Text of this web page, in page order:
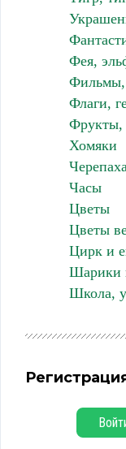
Фея,
Фильмы,
Флаги,
Фрукты,
Хомяки
Часы
Цветы
Цветы
Цирк и
Шарики
Школа,